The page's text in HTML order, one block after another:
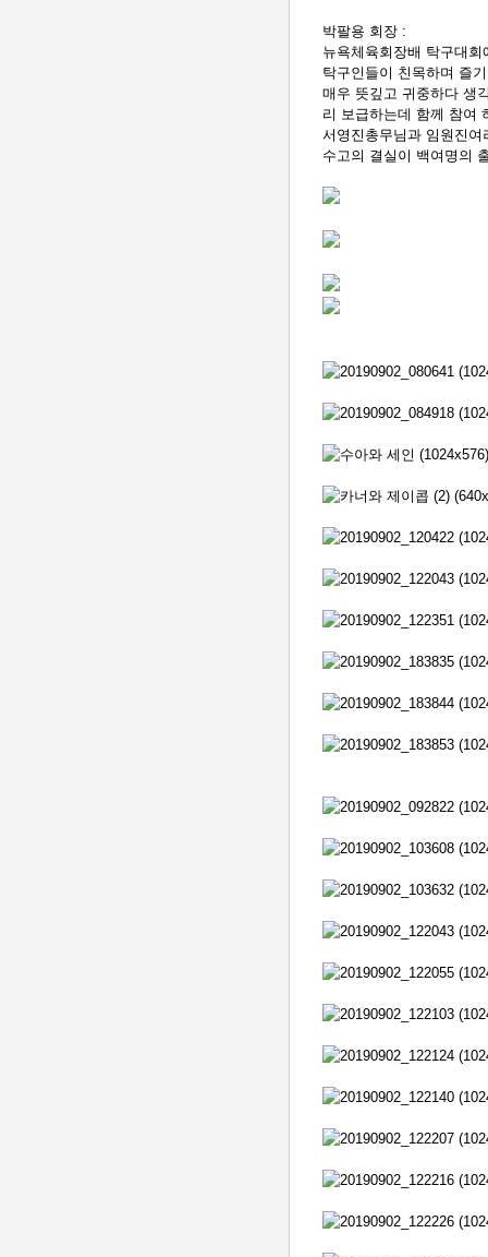
박팔용 회장 :
뉴욕체육회장배 탁구대
탁구인들이 친목하며 즐
매우 뜻깊고 귀중하다 생
리 보급하는데 함께 참여
서영진총무님과 임원진
수고의 결실이 백여명의